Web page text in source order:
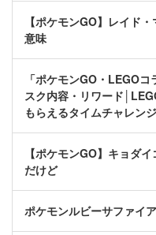
【ポケモンGO】レイド
意味
「ポケモンGO・LEGO
スク内容・リワード
もらえるタイムチャレン
【ポケモンGO】キョダ
だけど
ポケモンルビーサファイ